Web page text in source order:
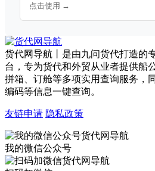
点击使用 →
货代网导航丨是由九问货代打造的
台，专为货代和外贸从业者提供船
拼箱、订舱等多项实用查询服务，
编码等信息一键查询。
友链申请 隐私政策
我的微信公众号